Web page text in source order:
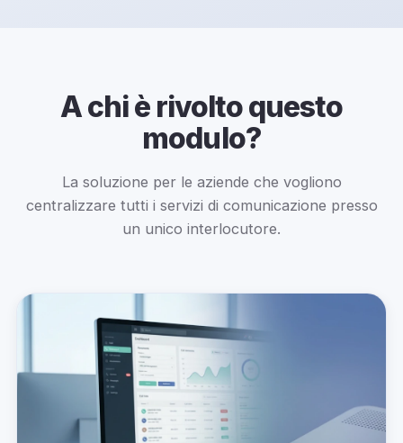
A chi è rivolto questo
modulo?
La soluzione per le aziende che vogliono
centralizzare tutti i servizi di comunicazione presso
un unico interlocutore.